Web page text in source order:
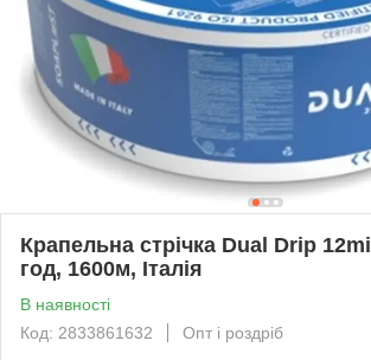
Крапельна стрічка Dual Drip
год, 1600м, Італія
В наявності
Код: 2833861632
Опт і роздріб